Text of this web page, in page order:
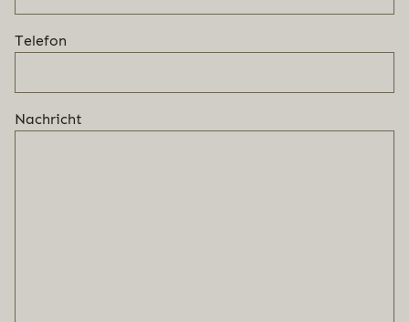
Telefon
Nachricht